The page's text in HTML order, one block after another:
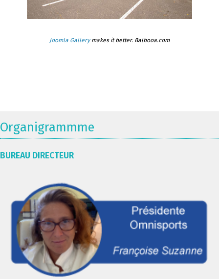
Joomla Gallerymakes it better. Balbooa.com
Organigrammme
BUREAU DIRECTEUR